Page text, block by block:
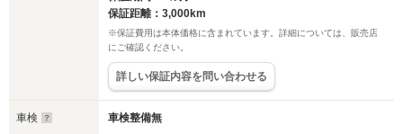
保証距離：3,000km
※保証費用は本体価格に含まれています。詳細については、販売店
にご確認ください。
詳しい保証内容を問い合わせる
車検 車検整備無